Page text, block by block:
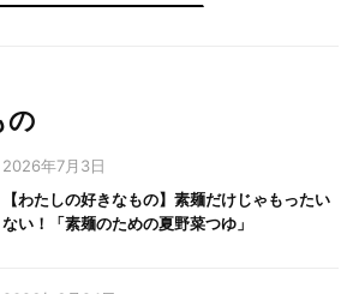
の
2026年7月3日
【わたしの好きなもの】素麺だけじゃもったい
ない！「素麺のための夏野菜つゆ」